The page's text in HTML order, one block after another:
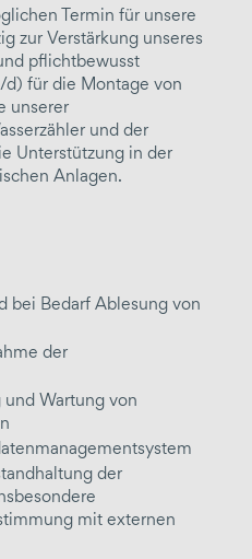
Termin für unsere
zur Verstärkung unseres
pflichtbewusst
für die Montage von
unserer
und der
Unterstützung in der
Anlagen.
bei Bedarf Ablesung von
der
und Wartung von
der
mit externen